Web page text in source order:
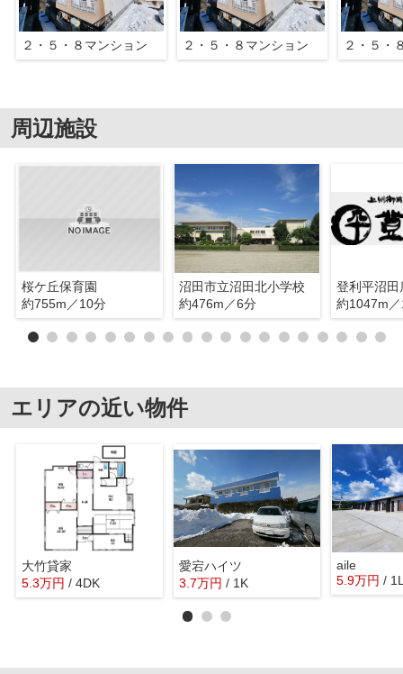
２・５・８マンション ２・５・８マンション ２・５・
周辺施設
桜ケ丘保育園
約755m／10分
沼田市立沼田北小学校
約476m／6分
登利平沼田
約1047m
エリアの近い物件
大竹貸家
5.3万円 / 4DK
愛宕ハイツ
3.7万円 / 1K
aile
5.9万円 /